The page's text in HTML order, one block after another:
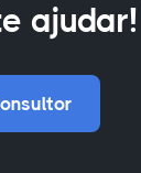
ajudar!